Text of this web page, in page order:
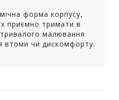
форма корпусу,
приємно тримати в
тривалого малювання
втоми чи дискомфорту.